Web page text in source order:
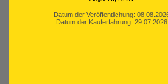
Datum der Veröffentlichung: 05.08.2026
Datum der Kauferfahrung: 29.07.2026